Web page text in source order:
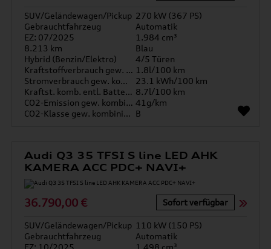
SUV/Geländewagen/Pickup 270 kW (367 PS)
Gebrauchtfahrzeug
Automatik
EZ: 07/2025
1.984 cm³
8.213 km
Blau
Hybrid (Benzin/Elektro)
4/5 Türen
Kraftstoffverbrauch gew. kombiniert 1.8l/100 km
Stromverbrauch gew. kombiniert
23.1 kWh/100 km
Kraftst. komb. entl. Batterie 8.7l/100 km
CO2-Emission gew. kombiniert 41g/km
CO2-Klasse gew. kombiniert B
Audi Q3 35 TFSI S line LED AHK
KAMERA ACC PDC+ NAVI+
36.790,00 € Sofort verfügbar
SUV/Geländewagen/Pickup 110 kW (150 PS)
Gebrauchtfahrzeug
Automatik
EZ: 10/2025
1.498 cm³